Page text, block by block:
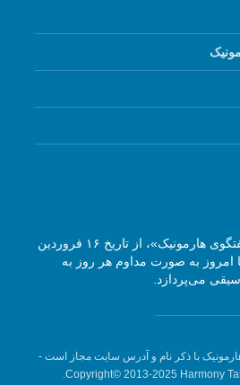
مجله آنلاین موسیقی «گفتگوی هارمونیک»، از تاریخ ۱۶ فروردین
و تا امروز به صورت مداوم هر روز به
می‌پردازد.
با ذکر نام و آدرس سایت مجاز است -
Copyright© 2013-2025 Harmony